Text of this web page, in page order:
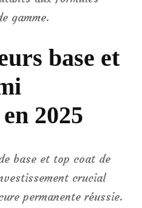
gamme.
base et
2025
base et top coat de
crucial
permanente réussie.